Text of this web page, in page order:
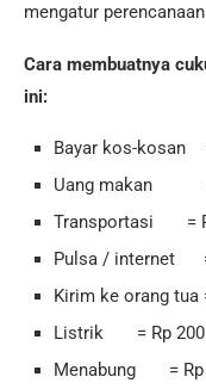
mengatur
Cara membuatnya
ini:
Bayar kos-kosan
Uang makan =
Transportasi =
Pulsa / internet
Kirim ke orang tua
Listrik = Rp 200
Menabung = Rp